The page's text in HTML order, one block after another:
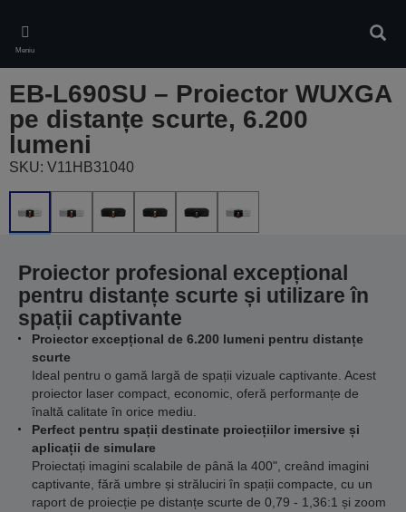
main
content
Meniu
EB-L690SU – Proiector WUXGA
pe distanțe scurte, 6.200
lumeni
SKU: V11HB31040
Proiector profesional excepțional
pentru distanțe scurte și utilizare în
spații captivante
Proiector excepțional de 6.200 lumeni pentru distanțe
scurte
Ideal pentru o gamă largă de spații vizuale captivante. Acest
proiector laser compact, economic, oferă performanțe de
înaltă calitate în orice mediu.
Perfect pentru spații destinate proiecțiilor imersive și
aplicații de simulare
Proiectați imagini scalabile de până la 400", creând imagini
captivante, fără umbre și străluciri în spații compacte, cu un
raport de proiecție pe distanțe scurte de 0,79 - 1,36:1 și zoom